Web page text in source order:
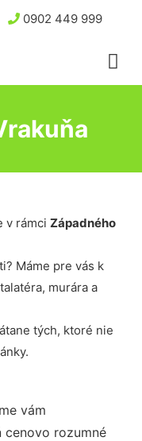
0902 449 999
v rámci Západného
Máme pre vás k
murára a
tých, ktoré nie
vám
cenovo rozumné